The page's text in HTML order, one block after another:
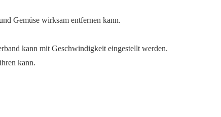
Gemüse wirksam entfernen kann.
kann mit Geschwindigkeit eingestellt werden.
kann.